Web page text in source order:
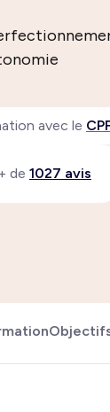
avec le
de 1027 avis